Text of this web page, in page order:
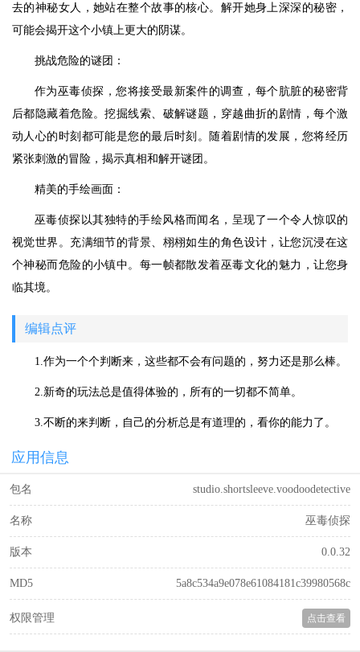
去的神秘女人，她站在整个故事的核心。解开她身上深深的秘密，
可能会揭开这个小镇上更大的阴谋。
挑战危险的谜团：
作为巫毒侦探，您将接受最新案件的调查，每个肮脏的秘密背
后都隐藏着危险。挖掘线索、破解谜题，穿越曲折的剧情，每个激
动人心的时刻都可能是您的最后时刻。随着剧情的发展，您将经历
紧张刺激的冒险，揭示真相和解开谜团。
精美的手绘画面：
巫毒侦探以其独特的手绘风格而闻名，呈现了一个令人惊叹的
视觉世界。充满细节的背景、栩栩如生的角色设计，让您沉浸在这
个神秘而危险的小镇中。每一帧都散发着巫毒文化的魅力，让您身
临其境。
编辑点评
1.作为一个个判断来，这些都不会有问题的，努力还是那么棒。
2.新奇的玩法总是值得体验的，所有的一切都不简单。
3.不断的来判断，自己的分析总是有道理的，看你的能力了。
应用信息
包名 studio.shortsleeve.voodoodetective
名称 巫毒侦探
版本 0.0.32
MD5 5a8c534a9e078e61084181c39980568c
权限管理 点击查看